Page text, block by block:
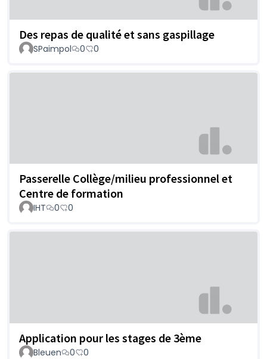
Des repas de qualité et sans gaspillage
SPaimpol 0 0
Passerelle Collège/milieu professionnel et
Centre de formation
IHT 0 0
Application pour les stages de 3ème
Bleuen 0 0